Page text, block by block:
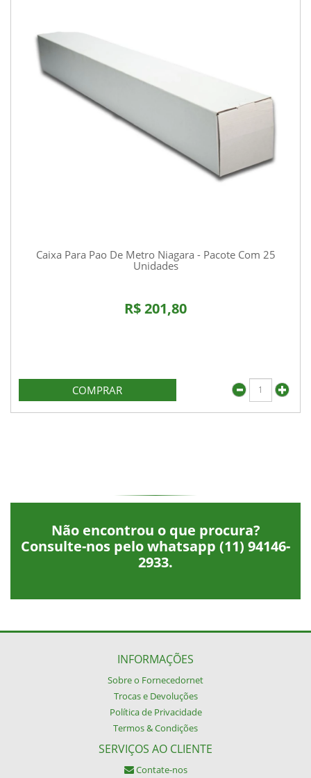
Caixa Para Pao De Metro Niagara - Pacote Com 25
Unidades
R$ 201,80
COMPRAR
Não encontrou o que procura?
Consulte-nos pelo whatsapp (11) 94146-
2933.
INFORMAÇÕES
Sobre o Fornecedornet
Trocas e Devoluções
Política de Privacidade
Termos & Condições
SERVIÇOS AO CLIENTE
Contate-nos